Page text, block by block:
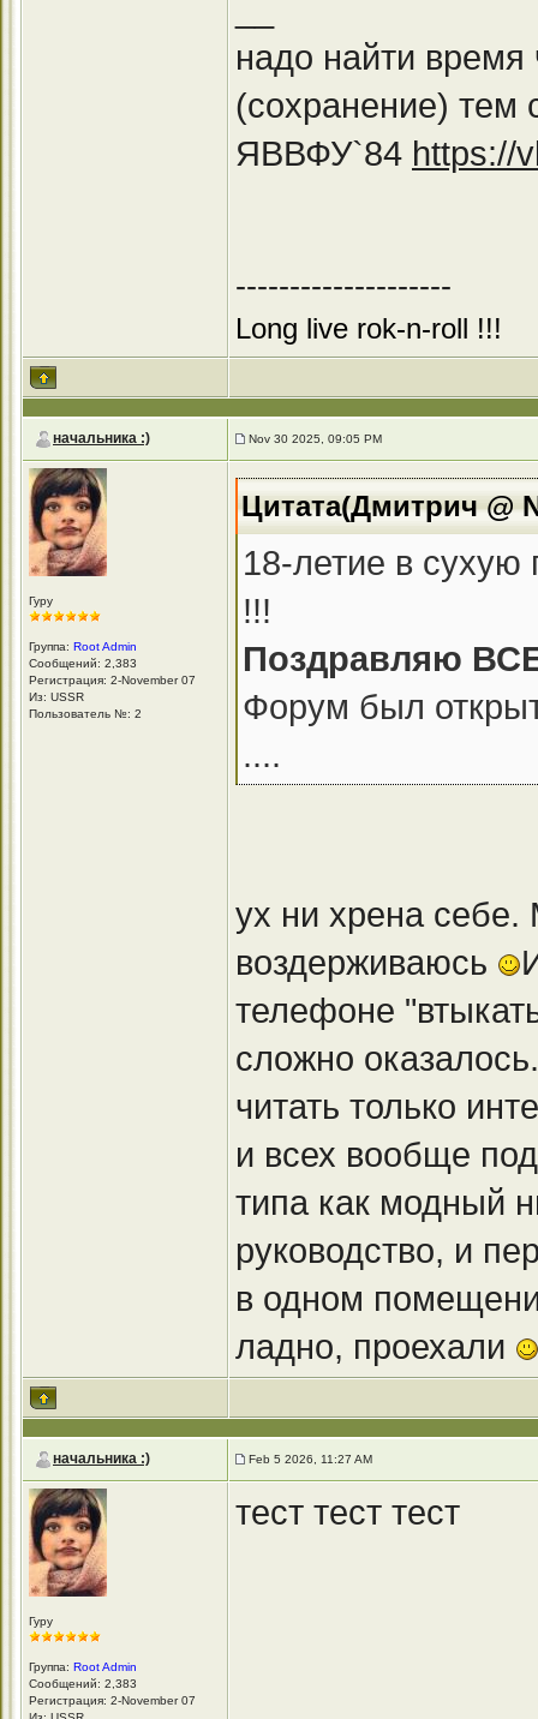
надо найти время
(сохранение)
ЯВВФУ`84 https://
--------------------
Long live rok-n-roll !!!
начальника :) Nov 30 2025, 09:05 PM
Гуру
Группа: Root Admin
Сообщений: 2,383
Регистрация: 2-November 07
Из: USSR
Пользователь №: 2
Цитата(Дмитрич @
18-летие в
!!!
Поздравляю
Форум был
....
ух ни хрена
воздерживаюсь
телефоне
сложно
читать только
и всех вообще
типа как модный
руководство, и
в одном
ладно, проехали
начальника :) Feb 5 2026, 11:27 AM
Гуру
Группа: Root Admin
Сообщений: 2,383
Регистрация: 2-November 07
тест тест тест